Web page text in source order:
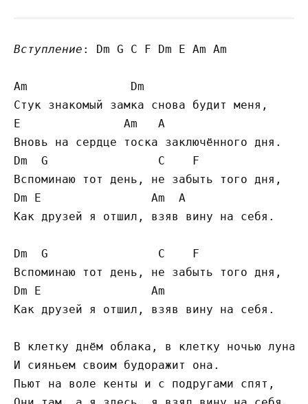
Вступление : Dm G C F Dm E Am Am
Am               Dm
Стук знакомый замка снова будит меня,
E               Am   A
Вновь на сердце тоска заключённого дня.
Dm  G                C    F
Вспоминаю тот день, не забыть того дня,
Dm E                Am  A
Как друзей я отшил, взяв вину на себя.
Dm  G                C    F
Вспоминаю тот день, не забыть того дня,
Dm E                Am
Как друзей я отшил, взяв вину на себя.
В клетку днём облака, в клетку ночью луна,
И сияньем своим будоражит она.
Пьют на воле кенты и с подругами спят,